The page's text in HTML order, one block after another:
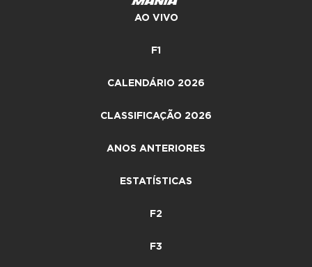
AO VIVO
F1
CALENDÁRIO 2026
CLASSIFICAÇÃO 2026
ANOS ANTERIORES
ESTATÍSTICAS
F2
F3